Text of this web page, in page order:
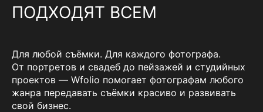
ПОДХОДЯТ ВСЕМ
Для любой съёмки. Для каждого фотографа.
От портретов и свадеб до пейзажей и студийных
проектов — Wfolio помогает фотографам любого
жанра передавать съёмки красиво и развивать
свой бизнес.